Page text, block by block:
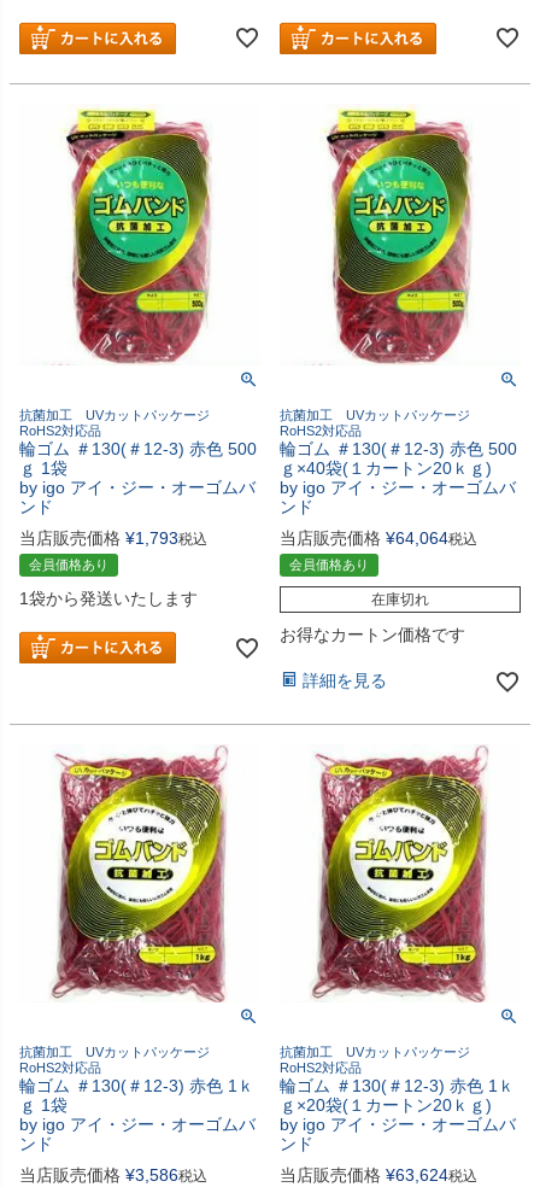
抗菌加工 UVカットパッケージ
RoHS2対応品
輪ゴム ＃130(＃12-3) 赤色 500
ｇ 1袋
by igo アイ・ジー・オーゴムバ
ンド
当店販売価格 ¥1,793税込
会員価格あり
1袋から発送いたします
抗菌加工 UVカットパッケージ
RoHS2対応品
輪ゴム ＃130(＃12-3) 赤色 500
ｇ×40袋(１カートン20ｋｇ)
by igo アイ・ジー・オーゴムバ
ンド
当店販売価格 ¥64,064税込
会員価格あり
在庫切れ
お得なカートン価格です
詳細を見る
抗菌加工 UVカットパッケージ
RoHS2対応品
輪ゴム ＃130(＃12-3) 赤色 1ｋ
ｇ 1袋
by igo アイ・ジー・オーゴムバ
ンド
当店販売価格 ¥3,586税込
抗菌加工 UVカットパッケージ
RoHS2対応品
輪ゴム ＃130(＃12-3) 赤色 1ｋ
ｇ×20袋(１カートン20ｋｇ)
by igo アイ・ジー・オーゴムバ
ンド
当店販売価格 ¥63,624税込